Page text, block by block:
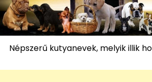
Népszerű kutyanevek, melyik illik